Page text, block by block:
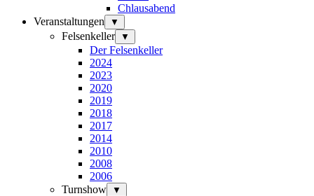
Chlausabend
Veranstaltungen
▼
Felsenkeller ▼
Der Felsenkeller
2024
2023
2020
2019
2018
2017
2014
2010
2008
2006
Turnshow
▼